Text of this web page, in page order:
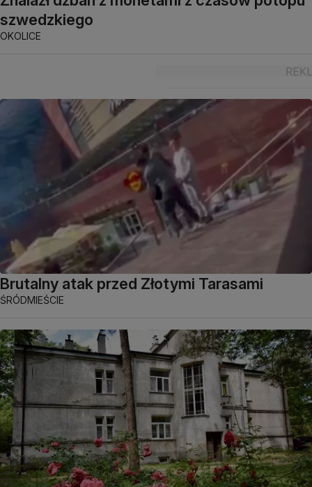
szwedzkiego
OKOLICE
Brutalny atak przed Złotymi Tarasami
ŚRÓDMIEŚCIE